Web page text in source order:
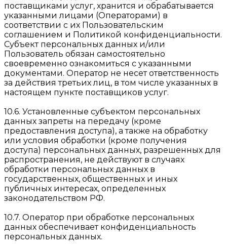
поставщиками услуг, хранится и обрабатывается
указанными лицами (Операторами) в
соответствии с их Пользовательским
соглашением и Политикой конфиденциальности.
Субъект персональных данных и/или
Пользователь обязан самостоятельно
своевременно ознакомиться с указанными
документами. Оператор не несет ответственность
за действия третьих лиц, в том числе указанных в
настоящем пункте поставщиков услуг.
10.6. Установленные субъектом персональных
данных запреты на передачу (кроме
предоставления доступа), а также на обработку
или условия обработки (кроме получения
доступа) персональных данных, разрешенных для
распространения, не действуют в случаях
обработки персональных данных в
государственных, общественных и иных
публичных интересах, определенных
законодательством РФ.
10.7. Оператор при обработке персональных
данных обеспечивает конфиденциальность
персональных данных.